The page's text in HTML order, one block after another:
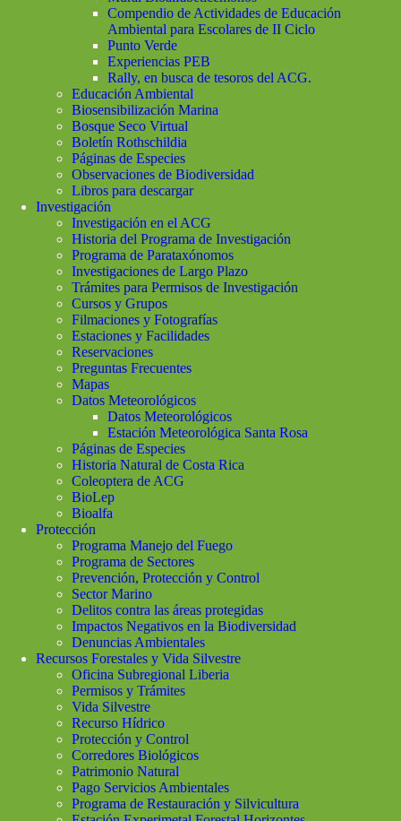
Compendio de Actividades de Educación
Ambiental para Escolares de II Ciclo
Punto Verde
Experiencias PEB
Rally, en busca de tesoros del ACG.
Educación Ambiental
Biosensibilización Marina
Bosque Seco Virtual
Boletín Rothschildia
Páginas de Especies
Observaciones de Biodiversidad
Libros para descargar
Investigación
Investigación en el ACG
Historia del Programa de Investigación
Programa de Parataxónomos
Investigaciones de Largo Plazo
Trámites para Permisos de Investigación
Cursos y Grupos
Filmaciones y Fotografías
Estaciones y Facilidades
Reservaciones
Preguntas Frecuentes
Mapas
Datos Meteorológicos
Datos Meteorológicos
Estación Meteorológica Santa Rosa
Páginas de Especies
Historia Natural de Costa Rica
Coleoptera de ACG
BioLep
Bioalfa
Protección
Programa Manejo del Fuego
Programa de Sectores
Prevención, Protección y Control
Sector Marino
Delitos contra las áreas protegidas
Impactos Negativos en la Biodiversidad
Denuncias Ambientales
Recursos Forestales y Vida Silvestre
Oficina Subregional Liberia
Permisos y Trámites
Vida Silvestre
Recurso Hídrico
Protección y Control
Corredores Biológicos
Patrimonio Natural
Pago Servicios Ambientales
Programa de Restauración y Silvicultura